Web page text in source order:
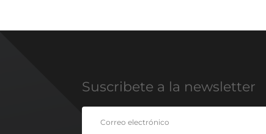
Suscribete a la newsletter